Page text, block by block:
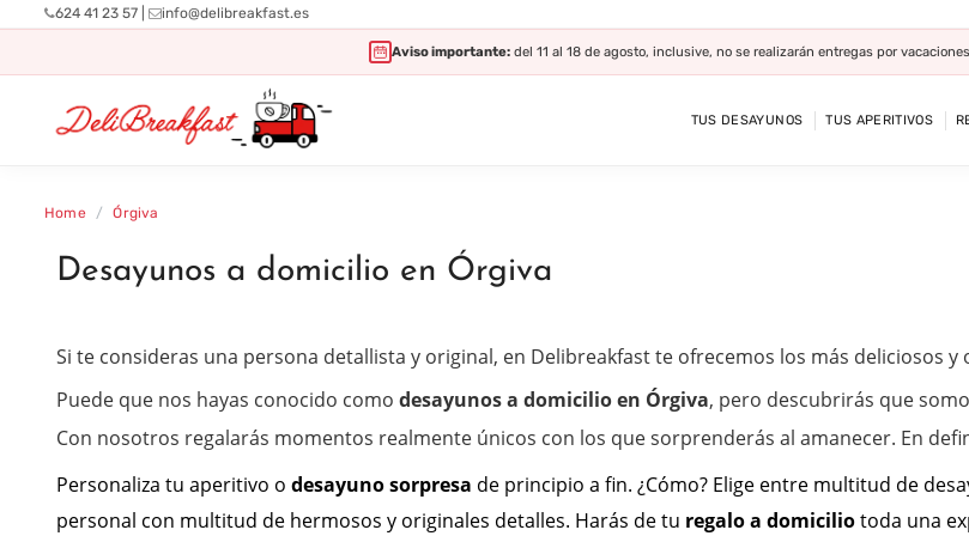
624 41 23 57 info@delibreakfast.es
Aviso importante:del 11 al 18 de agosto, inclusive, no se realizarán entregas por
TUS DESAYUNOS TUS APERITIVOS
Home / Órgiva
Desayunos a domicilio en Órgiva
Si te consideras una persona detallista y original, en Delibreakfast te ofrecemos los más deliciosos y
Puede que nos hayas conocido como desayunos a domicilio en Órgiva, pero descubrirás que
Con nosotros regalarás momentos realmente únicos con los que sorprenderás al amanecer. En
Personaliza tu aperitivo o desayuno sorpresa de principio a fin. ¿Cómo? Elige entre multitud de
personal con multitud de hermosos y originales detalles. Harás de tu regalo a domiciliotoda una